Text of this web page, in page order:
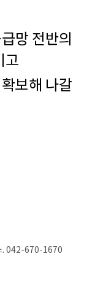
망 전반의
고
보해 나갈
. 042-670-1670